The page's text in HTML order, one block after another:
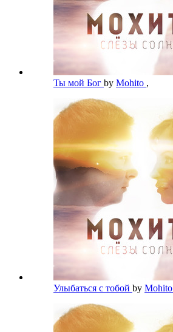
Ты мой Бог by Mohito ,
Улыбаться с тобой by Mohito